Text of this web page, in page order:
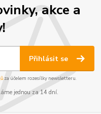
akce a
Přihlásit se
za účelem rozesílky newsletteru.
jednou za 14 dní.